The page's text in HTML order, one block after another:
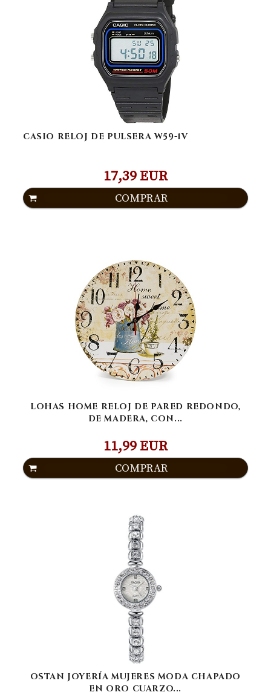
CASIO RELOJ DE PULSERA W59-1V
17,39 EUR
COMPRAR
LOHAS HOME RELOJ DE PARED REDONDO,
DE MADERA, CON...
11,99 EUR
COMPRAR
OSTAN JOYERÍA MUJERES MODA CHAPADO
EN ORO CUARZO...